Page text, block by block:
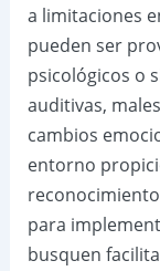
a limitaciones
pueden ser
psicológicos o
auditivas,
cambios
entorno
para
busquen